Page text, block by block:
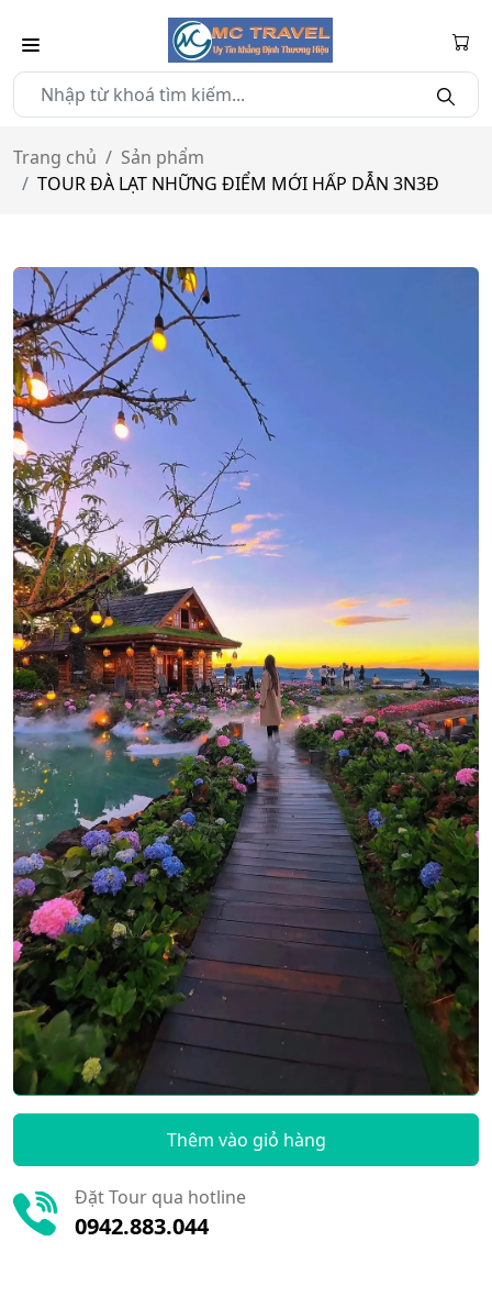
Trang chủ
Sản phẩm
TOUR ĐÀ LẠT NHỮNG ĐIỂM MỚI HẤP DẪN 3N3Đ
TOUR ĐÀ LẠT NHỮNG ĐIỂM MỚI HẤP DẪN
3N3Đ
ĐÀ LẠT NHỮNG ĐIỂM MỚI
HẤP DẪN
2.590.000 đ
Thêm vào giỏ hàng
Đặt Tour qua hotline
0942.883.044